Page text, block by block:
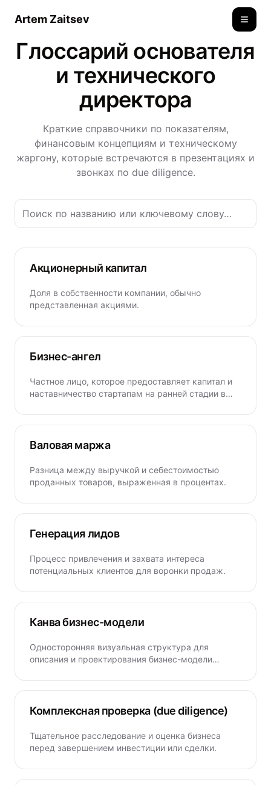
Artem Zaitsev
Глоссарий основателя
и технического
директора
Краткие справочники по показателям,
финансовым концепциям и техническому
жаргону, которые встречаются в презентациях и
звонках по due diligence.
Акционерный капитал
Доля в собственности компании, обычно
представленная акциями.
Бизнес-ангел
Частное лицо, которое предоставляет капитал и
наставничество стартапам на ранней стадии в
Валовая маржа
Разница между выручкой и себестоимостью
проданных товаров, выраженная в процентах.
Генерация лидов
Процесс привлечения и захвата интереса
потенциальных клиентов для воронки продаж.
Канва бизнес-модели
Односторонняя визуальная структура для
описания и проектирования бизнес-модели
Комплексная проверка (due diligence)
Тщательное расследование и оценка бизнеса
перед завершением инвестиции или сделки.